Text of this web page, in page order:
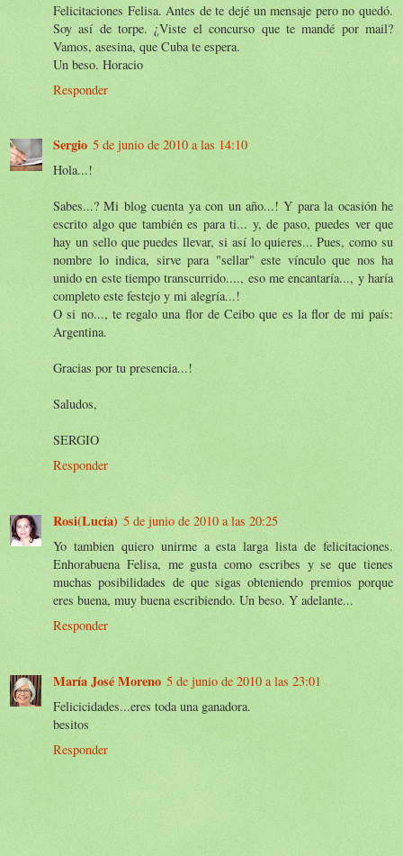
Felicitaciones Felisa. Antes de te dejé un mensaje pero no quedó.
Soy así de torpe. ¿Viste el concurso que te mandé por mail?
Vamos, asesina, que Cuba te espera.
Un beso. Horacio
Responder
Sergio 5 de junio de 2010 a las 14:10
Hola...!
Sabes...? Mi blog cuenta ya con un año...! Y para la ocasión he
escrito algo que también es para ti... y, de paso, puedes ver que
hay un sello que puedes llevar, si así lo quieres... Pues, como su
nombre lo indica, sirve para "sellar" este vínculo que nos ha
unido en este tiempo transcurrido...., eso me encantaría..., y haría
completo este festejo y mi alegría...!
O si no..., te regalo una flor de Ceibo que es la flor de mi país:
Argentina.
Gracias por tu presencia...!
Saludos,
SERGIO
Responder
Rosi(Lucía) 5 de junio de 2010 a las 20:25
Yo tambien quiero unirme a esta larga lista de felicitaciones.
Enhorabuena Felisa, me gusta como escribes y se que tienes
muchas posibilidades de que sigas obteniendo premios porque
eres buena, muy buena escribiendo. Un beso. Y adelante...
Responder
María José Moreno 5 de junio de 2010 a las 23:01
Felicicidades...eres toda una ganadora.
besitos
Responder